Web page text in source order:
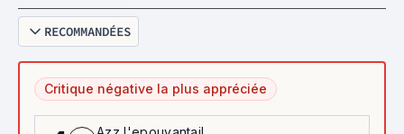
RECOMMANDÉES
Critique négative la plus appréciée